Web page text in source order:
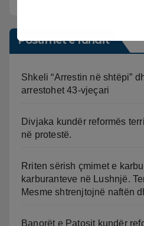
Postimet e fundit
Shkeli “Arrestin në shtëpi”
arrestohet 43-vjeçari
Divjaka kundër reformës
në protestë.
Rriten sërish çmimet e
karburanteve në Lushnjë.
Mesme shtrenjtojnë naftën
Banorët e Patosit kundër